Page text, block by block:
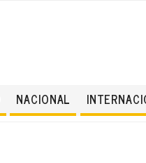
NACIONAL